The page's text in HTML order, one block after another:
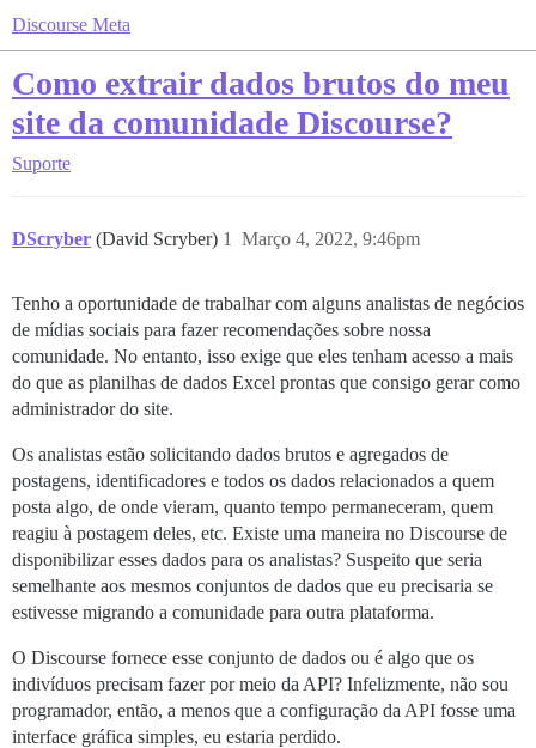
Discourse Meta
Como extrair dados brutos do meu
site da comunidade Discourse?
Suporte
DScryber (David Scryber) Março 4, 2022, 9:46pm
1
Tenho a oportunidade de trabalhar com alguns analistas de negócios
de mídias sociais para fazer recomendações sobre nossa
comunidade. No entanto, isso exige que eles tenham acesso a mais
do que as planilhas de dados Excel prontas que consigo gerar como
administrador do site.
Os analistas estão solicitando dados brutos e agregados de
postagens, identificadores e todos os dados relacionados a quem
posta algo, de onde vieram, quanto tempo permaneceram, quem
reagiu à postagem deles, etc. Existe uma maneira no Discourse de
disponibilizar esses dados para os analistas? Suspeito que seria
semelhante aos mesmos conjuntos de dados que eu precisaria se
estivesse migrando a comunidade para outra plataforma.
O Discourse fornece esse conjunto de dados ou é algo que os
indivíduos precisam fazer por meio da API? Infelizmente, não sou
programador, então, a menos que a configuração da API fosse uma
interface gráfica simples, eu estaria perdido.